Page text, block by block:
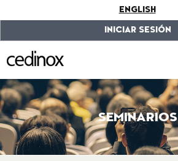
label.access.jump.content???
???
label.access.jump.header???
label.access.jump.footer???
???
label.access.jump.menu???
ENGLISH
INICIAR SESIÓN
SEMINARIOS